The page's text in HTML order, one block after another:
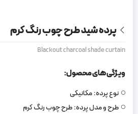
پرده شید طرح چوب رنگ کرم
Blackout charcoal shade curtain
ویژگی های محصول:
نوع پرده:مکانیکی
طرح و مدل پرده:طرح چوب رنگ کرم